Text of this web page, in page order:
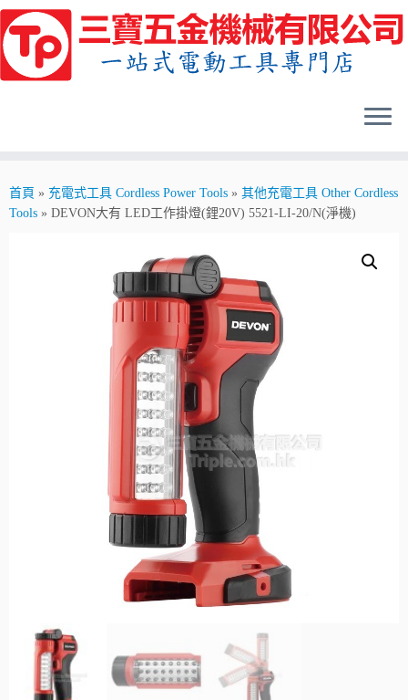
Skip
to
content
首頁 » 充電式工具 Cordless Power Tools » 其他充電工具 Other Cordless
Tools » DEVON大有 LED工作掛燈(鋰20V) 5521-LI-20/N(淨機)